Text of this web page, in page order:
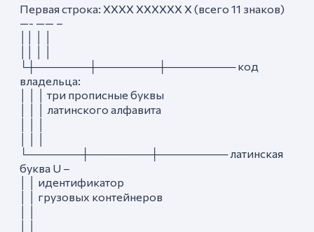
Первая строка: ХХХХ ХХХХХХ X (всего 11 знаков)
—- —— –
└┼───────┼────────┼───────── код
владельца:
│ │ │ три прописные буквы
│ │ │ латинского алфавита
└───────┼────────┼───────── латинская
буква U –
│ │ идентификатор
│ │ грузовых контейнеров